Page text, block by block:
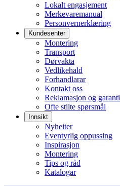
Lokalt engasjement
Merkevaremanual
Personvernerklæring
Kundesenter
Montering
Transport
Dørvakta
Vedlikehald
Forhandlarar
Kontakt oss
Reklamasjon og garanti
Ofte stilte spørsmål
Innsikt
Nyheiter
Eventyrlig oppussing
Inspirasjon
Montering
Tips og råd
Katalogar